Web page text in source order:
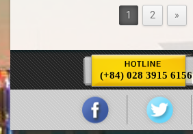
(+84) 028 3915 6156
1 2 »